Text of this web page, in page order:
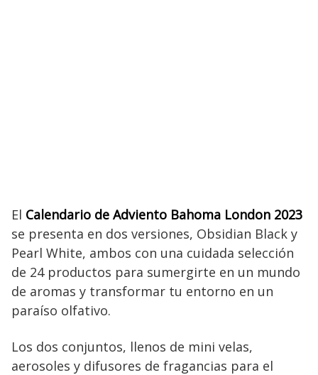
El Calendario de Adviento Bahoma London 2023
se presenta en dos versiones, Obsidian Black y
Pearl White, ambos con una cuidada selección
de 24 productos para sumergirte en un mundo
de aromas y transformar tu entorno en un
paraíso olfativo.
Los dos conjuntos, llenos de mini velas,
aerosoles y difusores de fragancias para el